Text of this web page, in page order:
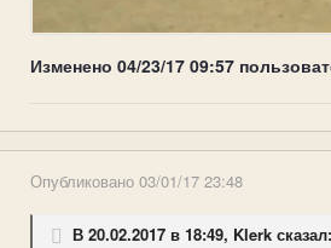
Изменено 04/23/17 09:57
Опубликовано 03/01/17 23:48
В 20.02.2017 в 18:49, Klerk сказал: